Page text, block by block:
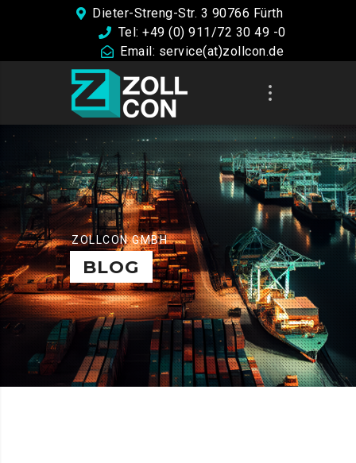
Dieter-Streng-Str. 3 90766 Fürth
Tel: +49 (0) 911/72 30 49 -0
Email: service(at)zollcon.de
ZOLLCON GMBH
BLOG